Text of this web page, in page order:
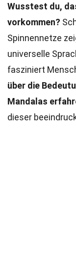
Wusstest du,
vorkommen?
Spinnennetze
universelle
fasziniert
über die
Mandalas
dieser